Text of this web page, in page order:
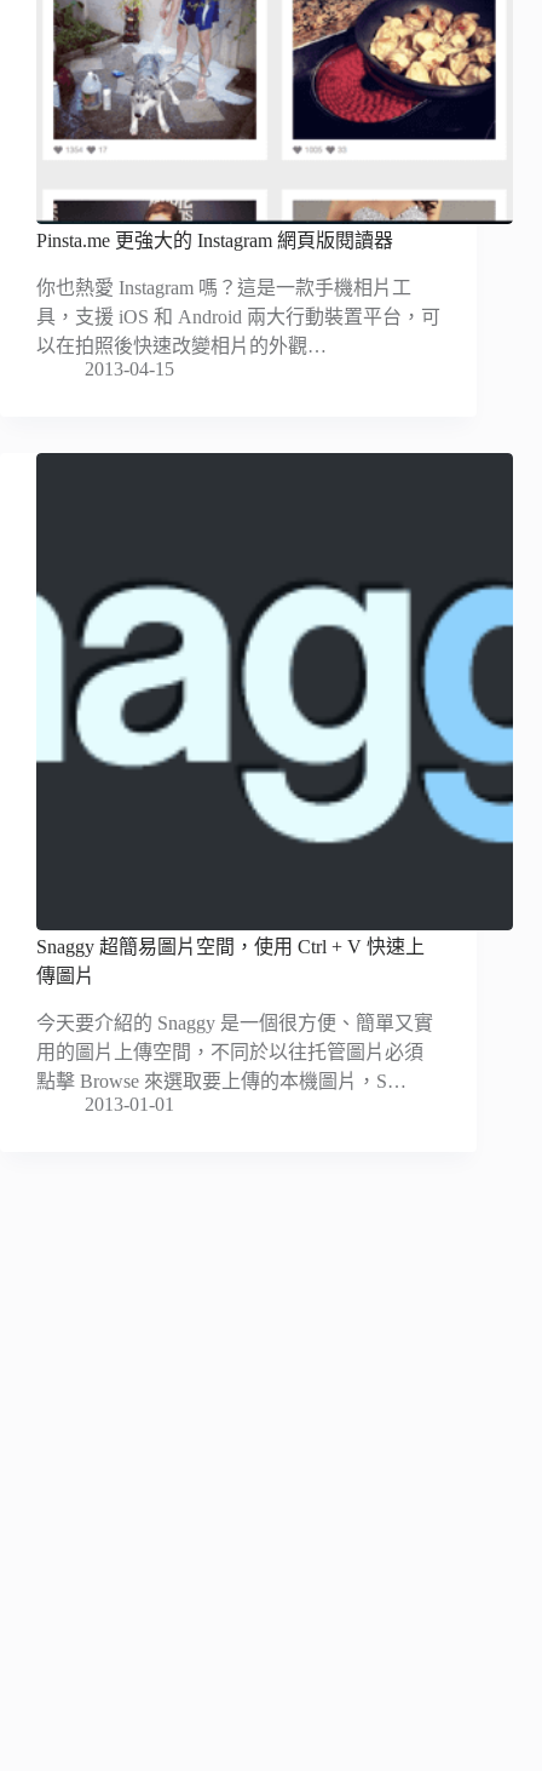
Pinsta.me 更強大的 Instagram 網頁版閱讀器
你也熱愛 Instagram 嗎？這是一款手機相片工
具，支援 iOS 和 Android 兩大行動裝置平台，可
以在拍照後快速改變相片的外觀…
2013-04-15
Snaggy 超簡易圖片空間，使用 Ctrl + V 快速上
傳圖片
今天要介紹的 Snaggy 是一個很方便、簡單又實
用的圖片上傳空間，不同於以往托管圖片必須
點擊 Browse 來選取要上傳的本機圖片，S…
2013-01-01